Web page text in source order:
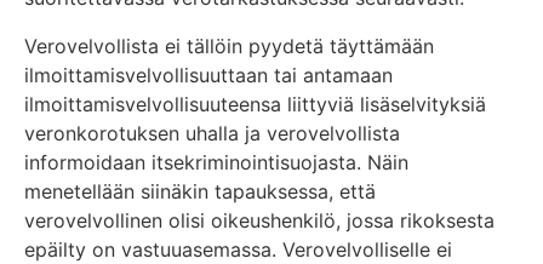
Verovelvollista ei tällöin pyydetä täyttämään
ilmoittamisvelvollisuuttaan tai antamaan
ilmoittamisvelvollisuuteensa liittyviä lisäselvityksiä
veronkorotuksen uhalla ja verovelvollista
informoidaan itsekriminointisuojasta. Näin
menetellään siinäkin tapauksessa, että
verovelvollinen olisi oikeushenkilö, jossa rikoksesta
epäilty on vastuuasemassa. Verovelvolliselle ei